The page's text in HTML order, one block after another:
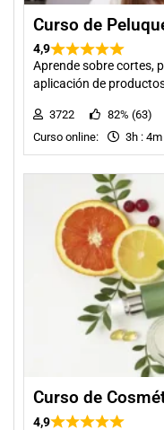
Curso de
4,9
Aprende sobre cortes,
aplicación de
3722
82% (63)
Curso online:
3h : 4m
Curso de
4,9